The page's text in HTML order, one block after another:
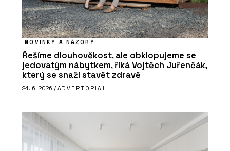
NOVINKY A NÁZORY
Řešíme dlouhověkost, ale obklopujeme se
jedovatým nábytkem, říká Vojtěch Juřenčák,
který se snaží stavět zdravě
24. 6. 2026 / ADVERTORIAL